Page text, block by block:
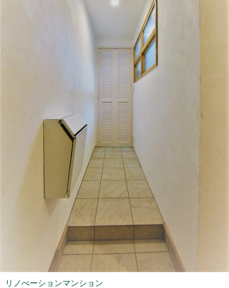
リノべーションマンション